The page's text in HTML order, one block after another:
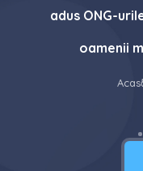
adus ONG-
oamenii